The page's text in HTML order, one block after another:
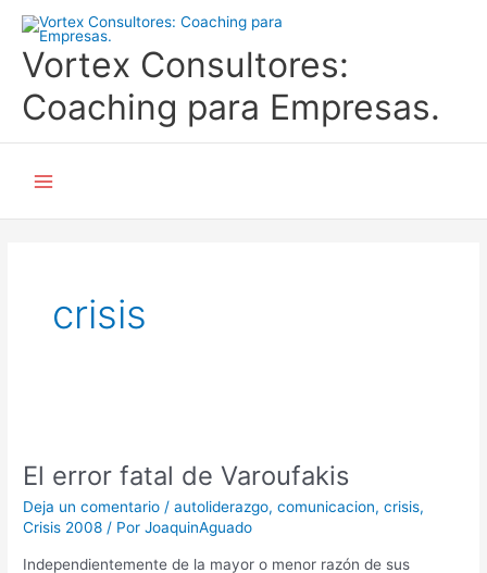
contenido
Vortex Consultores:
Coaching para Empresas.
crisis
El error fatal de Varoufakis
Deja un comentario /autoliderazgo,comunicacion,crisis,
Crisis 2008 / PorJoaquinAguado
Independientemente de la mayor o menor razón de sus
fatal
Varoufakis